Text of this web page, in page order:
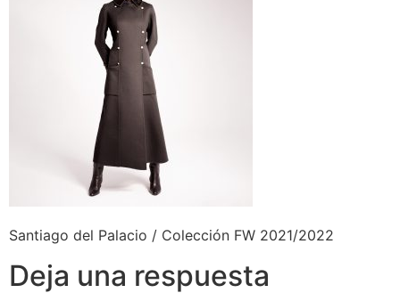
Santiago del Palacio / Colección FW 2021/2022
Deja una respuesta